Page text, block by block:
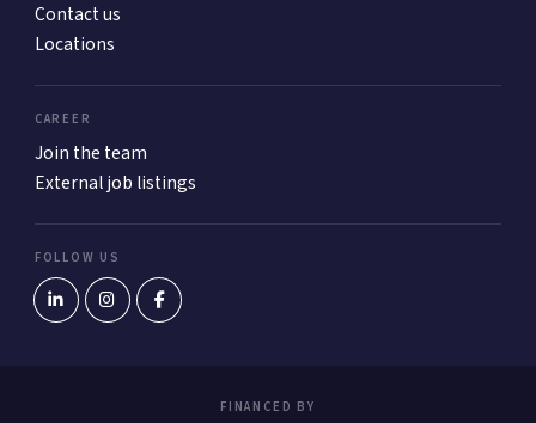
Contact us
Locations
CAREER
Join the team
External job listings
FOLLOW US
FINANCED BY